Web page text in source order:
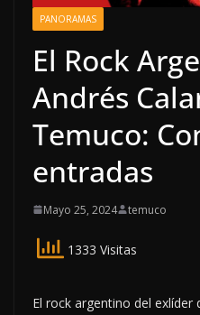
PANORAMAS
El Rock
Andrés
Temuco:
entradas
Mayo 25, 2024 temuco
1333 Visitas
El rock argentino del exlíder